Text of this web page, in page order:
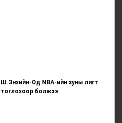
Ш.Энхийн-Од NBА-ийн зуны лигт
тоглохоор болжээ